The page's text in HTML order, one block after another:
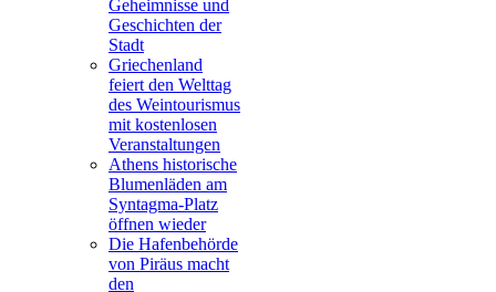
Geheimnisse und
Geschichten der
Stadt
Griechenland
feiert den Welttag
des Weintourismus
mit kostenlosen
Veranstaltungen
Athens historische
Blumenläden am
Syntagma-Platz
öffnen wieder
Die Hafenbehörde
von Piräus macht
den